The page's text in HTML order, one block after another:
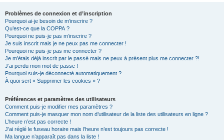
Problèmes de connexion et d’inscription
Pourquoi ai-je besoin de m’inscrire ?
Qu’est-ce que la COPPA ?
Pourquoi ne puis-je pas m’inscrire ?
Je suis inscrit mais je ne peux pas me connecter !
Pourquoi ne puis-je pas me connecter ?
Je m’étais déjà inscrit par le passé mais ne peux à présent plus me connecter ?!
J’ai perdu mon mot de passe !
Pourquoi suis-je déconnecté automatiquement ?
À quoi sert « Supprimer les cookies » ?
Préférences et paramètres des utilisateurs
Comment puis-je modifier mes paramètres ?
Comment puis-je masquer mon nom d’utilisateur de la liste des utilisateurs en ligne ?
L’heure n’est pas correcte !
J’ai réglé le fuseau horaire mais l’heure n’est toujours pas correcte !
Ma langue n’apparaît pas dans la liste !